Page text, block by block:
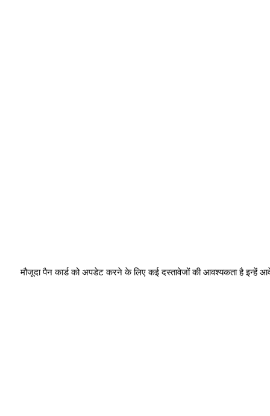
मौजूदा पैन कार्ड को अपडेट करने के लिए कई दस्तावेजों की आवश्यकता है इन्हें